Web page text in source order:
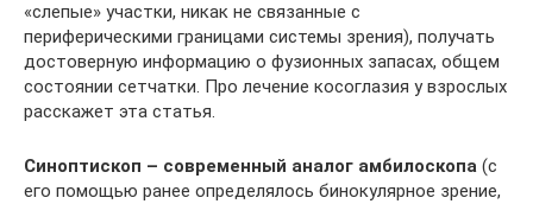
«слепые» участки, никак не связанные с
периферическими границами системы зрения), получать
достоверную информацию о фузионных запасах, общем
состоянии сетчатки. Про лечение косоглазия у взрослых
расскажет эта статья.
Синоптископ – современный аналог амбилоскопа (с
его помощью ранее определялось бинокулярное зрение,